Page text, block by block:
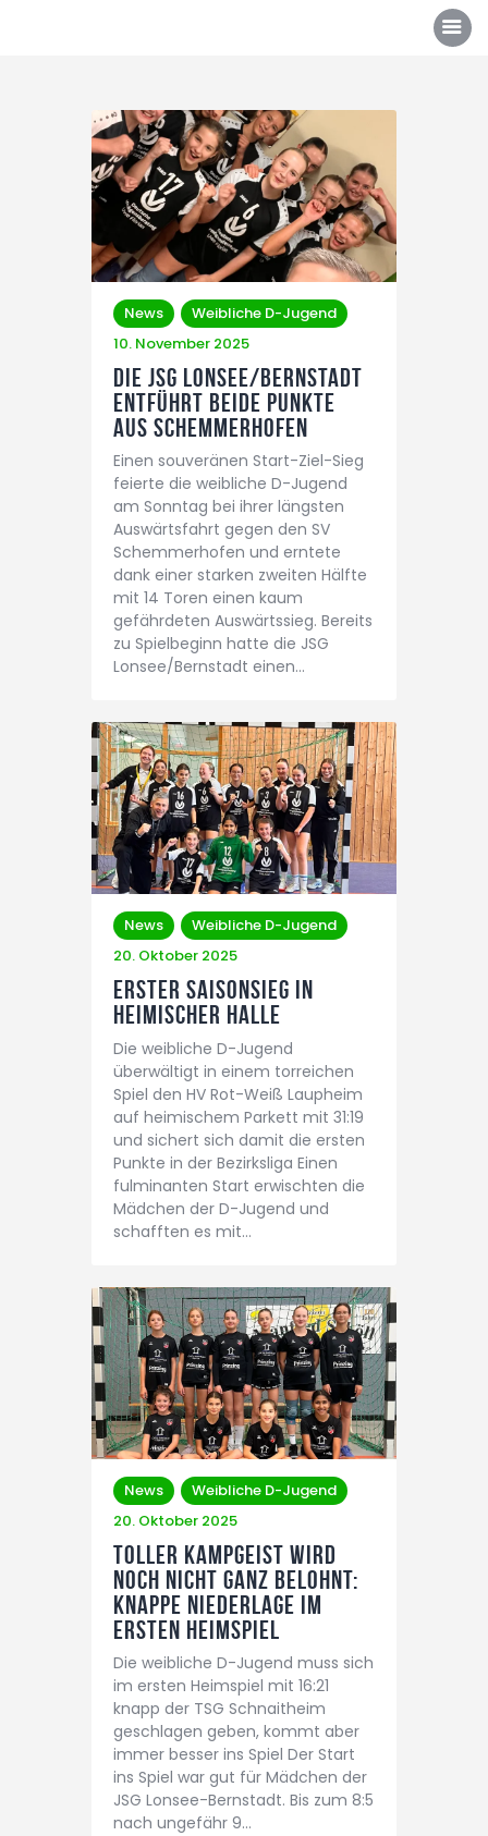
Über uns
Mannschaften
News/Events
Sponsoren
Kontakt
Gallerie
Shop
News
Weibliche D-Jugend
10. November 2025
Die JSG Lonsee/Bernstadt
entführt beide Punkte
aus Schemmerhofen
Einen souveränen Start-Ziel-Sieg
feierte die weibliche D-Jugend
am Sonntag bei ihrer längsten
Auswärtsfahrt gegen den SV
Schemmerhofen und erntete
dank einer starken zweiten Hälfte
mit 14 Toren einen kaum
gefährdeten Auswärtssieg. Bereits
zu Spielbeginn hatte die JSG
Lonsee/Bernstadt einen…
News
Weibliche D-Jugend
20. Oktober 2025
Erster Saisonsieg in
heimischer Halle
Die weibliche D-Jugend
überwältigt in einem torreichen
Spiel den HV Rot-Weiß Laupheim
auf heimischem Parkett mit 31:19
und sichert sich damit die ersten
Punkte in der Bezirksliga Einen
fulminanten Start erwischten die
Mädchen der D-Jugend und
schafften es mit…
News
Weibliche D-Jugend
20. Oktober 2025
Toller Kampgeist wird
noch nicht ganz belohnt:
Knappe Niederlage im
ersten Heimspiel
Die weibliche D-Jugend muss sich
im ersten Heimspiel mit 16:21
knapp der TSG Schnaitheim
geschlagen geben, kommt aber
immer besser ins Spiel Der Start
ins Spiel war gut für Mädchen der
JSG Lonsee-Bernstadt. Bis zum 8:5
nach ungefähr 9…